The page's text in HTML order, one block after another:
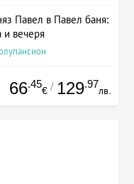
Павел в Павел баня:
и вечеря
66.45
€ / 129.97
лв.